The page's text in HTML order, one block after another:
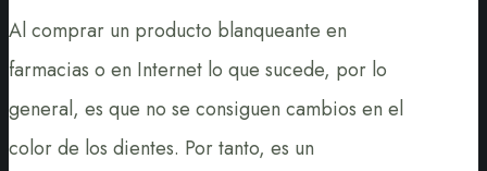
Al comprar un producto blanqueante en
farmacias o en Internet lo que sucede, por lo
general, es que no se consiguen cambios en el
color de los dientes. Por tanto, es un